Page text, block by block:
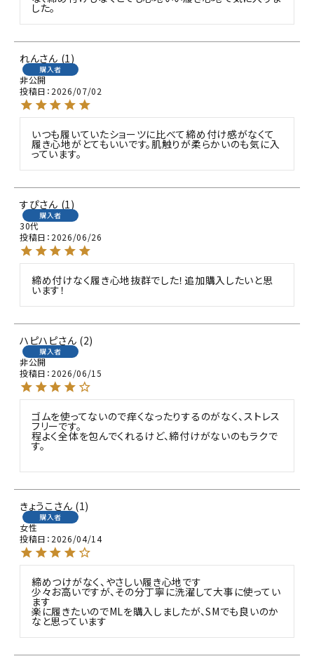
した。
れん 1
購入者
非公開
投稿日 2026/07/02
いつも履いていたショーツに比べて締め付け感がなくて
履き心地がとてもいいです。肌触りが柔らかいのも気に入
っています。
すぴ 1
購入者
30代
投稿日 2026/06/26
締め付けなく履き心地抜群でした！追加購入したいと思
います！
ハピハピ 2
購入者
非公開
投稿日 2026/06/15
ゴムを使ってないので痒くなったりするのがなく、ストレス
フリーです。
程よく全体を包んでくれるけど、締付けがないのもラクで
す。
きょうこ 1
購入者
女性
投稿日 2026/04/14
締めつけがなく、やさしい履き心地です
少々お高いですが、その分丁寧に洗濯して大事に使ってい
ます
楽に履きたいのでMLを購入しましたが、SMでも良いのか
なと思っています